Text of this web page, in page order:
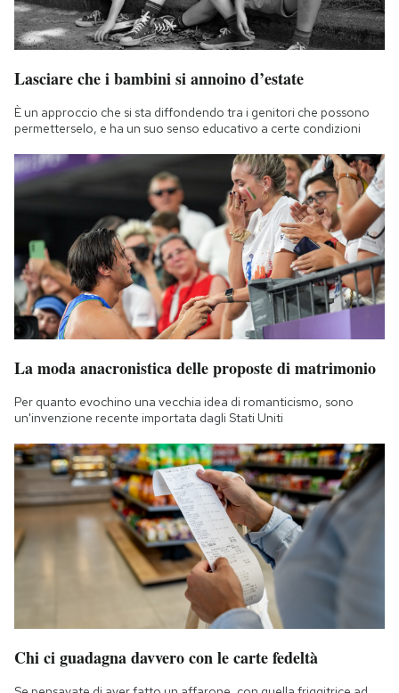
Lasciare che i bambini si annoino d’estate
È un approccio che si sta diffondendo tra i genitori che possono
permetterselo, e ha un suo senso educativo a certe condizioni
La moda anacronistica delle proposte di matrimonio
Per quanto evochino una vecchia idea di romanticismo, sono
un'invenzione recente importata dagli Stati Uniti
Chi ci guadagna davvero con le carte fedeltà